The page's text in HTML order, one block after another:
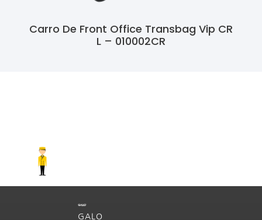
Carro De Front Office Transbag Vip CR
L – 010002CR
GALO